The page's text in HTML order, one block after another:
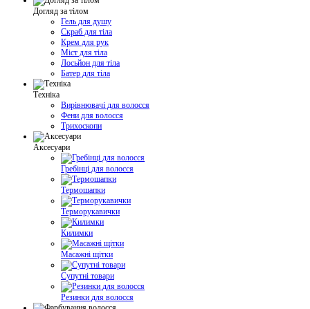
Догляд за тілом
Гель для душу
Скраб для тіла
Крем для рук
Міст для тіла
Лосьйон для тіла
Батер для тіла
Техніка
Вирівнювачі для волосся
Фени для волосся
Трихоскопи
Аксесуари
Гребінці для волосся
Термошапки
Терморукавички
Килимки
Масажні щітки
Супутні товари
Резинки для волосся